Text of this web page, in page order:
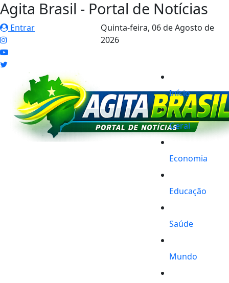
Agita Brasil - Portal de Notícias
Entrar Quinta-feira, 06 de Agosto de
2026
Início
Geral
Economia
Educação
Saúde
Mundo